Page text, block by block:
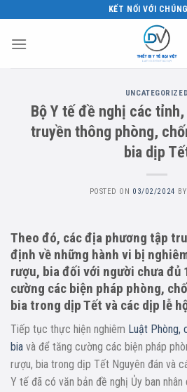
content
KẾT NỐI VỚI
UNCATEGORIZED
Bộ Y tế đề nghị các
truyền thông phòng,
bia dịp
POSTED ON 03/02/2024 BY
Theo đó, các địa phương tập
định về những hành vi bị
rượu, bia đối với người chưa đủ
cường các biện pháp phòng,
bia trong dịp Tết và các dịp lễ
Tiếp tục thực hiện nghiêm Luật Phòng,
bia và để tăng cường các biện pháp
rượu, bia trong dịp Tết Nguyên đán và
Y tế đã có văn bản đề nghị Ủy ban